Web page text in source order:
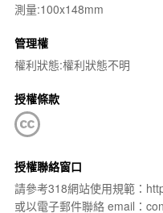
測量:100x148mm
管理權
權利狀態:權利狀態不明
授權條款
授權聯絡窗口
請參考318網站使用規範：
或以電子郵件聯絡 email：